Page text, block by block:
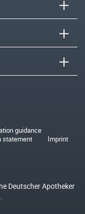
guidance
statement
Imprint
Deutscher Apotheker